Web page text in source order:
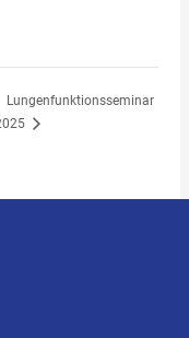
Lungenfunktionsseminar